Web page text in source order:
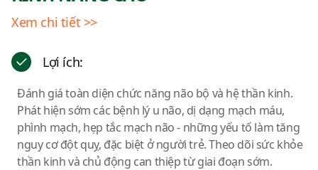
Xem chi tiết >>
Lợi ích:
Đánh giá toàn diện chức năng não bộ và hệ thần kinh.
Phát hiện sớm các bệnh lý u não, dị dạng mạch máu,
phình mạch, hẹp tắc mạch não - những yếu tố làm tăng
nguy cơ đột quỵ, đặc biệt ở người trẻ. Theo dõi sức khỏe
thần kinh và chủ động can thiệp từ giai đoạn sớm.